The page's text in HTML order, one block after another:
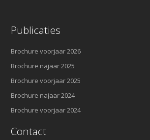
Publicaties
Brochure voorjaar 2026
Brochure najaar 2025
Brochure voorjaar 2025
Brochure najaar 2024
Brochure voorjaar 2024
Contact